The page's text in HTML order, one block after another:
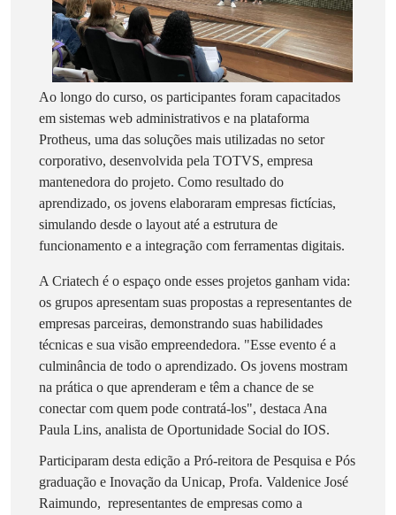
Ao longo do curso, os participantes foram capacitados
em sistemas web administrativos e na plataforma
Protheus, uma das soluções mais utilizadas no setor
corporativo, desenvolvida pela TOTVS, empresa
mantenedora do projeto. Como resultado do
aprendizado, os jovens elaboraram empresas fictícias,
simulando desde o layout até a estrutura de
funcionamento e a integração com ferramentas digitais.
A Criatech é o espaço onde esses projetos ganham vida:
os grupos apresentam suas propostas a representantes de
empresas parceiras, demonstrando suas habilidades
técnicas e sua visão empreendedora. "Esse evento é a
culminância de todo o aprendizado. Os jovens mostram
na prática o que aprenderam e têm a chance de se
conectar com quem pode contratá-los", destaca Ana
Paula Lins, analista de Oportunidade Social do IOS.
Participaram desta edição a Pró-reitora de Pesquisa e Pós
graduação e Inovação da Unicap, Profa. Valdenice José
Raimundo, representantes de empresas como a